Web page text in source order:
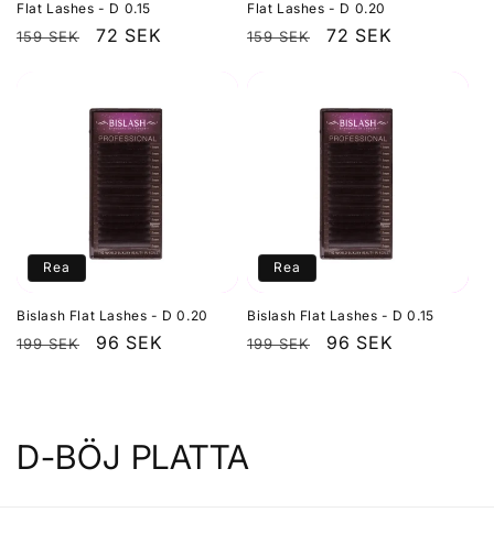
Flat Lashes - D 0.15
Ordinarie
159 SEK Försäljningspris
72 SEK
Flat Lashes - D 0.20
Ordinarie
159 SEK Försäljningspris
72 SEK
Rea
Bislash Flat Lashes - D 0.20
Ordinarie
199 SEK Försäljningspris
96 SEK
Rea
Bislash Flat Lashes - D 0.15
Ordinarie
199 SEK Försäljningspris
96 SEK
P
D-BÖJ PLATTA